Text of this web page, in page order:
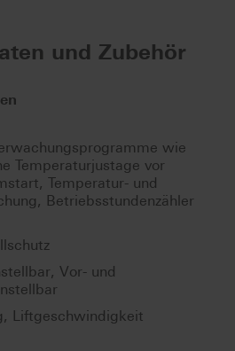
und Zubehör
wie
Temperaturjustage vor
Temperatur- und
Betriebsstundenzähler
Vor- und
Liftgeschwindigkeit